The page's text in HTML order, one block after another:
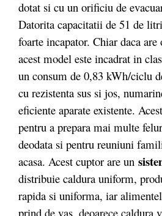
dotat si cu un orificiu de
Datorita capacitatii de 51 de
foarte incapator. Chiar daca
acest model este incadrat in
un consum de 0,83 kWh/ciclu
cu rezistenta sus si jos,
eficiente aparate existente.
pentru a prepara mai multe
deodata si pentru reuniuni
acasa. Acest cuptor are un
distribuie caldura uniform,
rapida si uniforma, iar
prind de vas, deoarece caldura